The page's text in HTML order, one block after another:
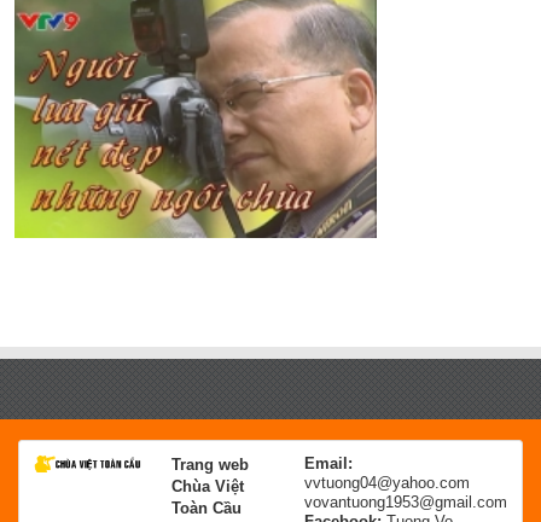
Trang web
Chùa Việt
Toàn Cầu
Email:
vvtuong04@yahoo.com
vovantuong1953@gmail.com